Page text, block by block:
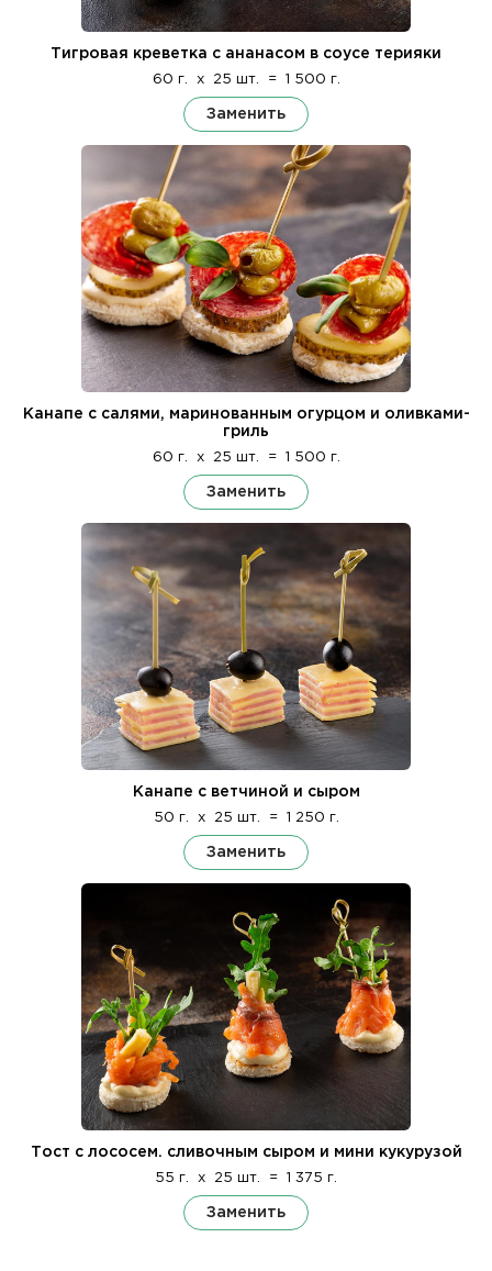
Тигровая креветка с ананасом в соусе терияки
60 г. x 25 шт. = 1 500 г.
Заменить
Канапе с салями, маринованным огурцом и оливками-
гриль
60 г. x 25 шт. = 1 500 г.
Заменить
Канапе с ветчиной и сыром
50 г. x 25 шт. = 1 250 г.
Заменить
Тост с лососем. сливочным сыром и мини кукурузой
55 г. x 25 шт. = 1 375 г.
Заменить